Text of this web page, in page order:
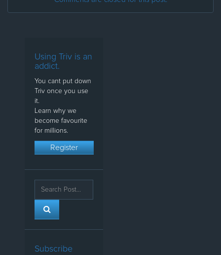
Using Triv is an
addict.
You cant put down
Triv once you use
it.
Learn why we
become favourite
for millions.
Register
Subscribe